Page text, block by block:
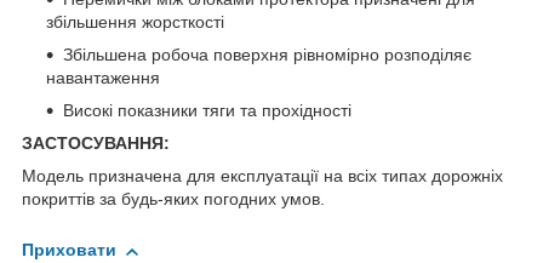
збільшення жорсткості
Збільшена робоча поверхня рівномірно розподіляє
навантаження
Високі показники тяги та прохідності
ЗАСТОСУВАННЯ:
Модель призначена для експлуатації на всіх типах дорожніх
покриттів за будь-яких погодних умов.
Приховати